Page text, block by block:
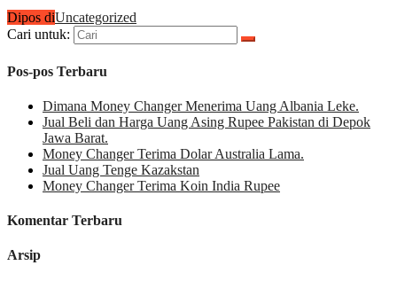
Dipos diUncategorized
Cari untuk:
Pos-pos Terbaru
Dimana Money Changer Menerima Uang Albania Leke.
Jual Beli dan Harga Uang Asing Rupee Pakistan di Depok
Jawa Barat.
Money Changer Terima Dolar Australia Lama.
Jual Uang Tenge Kazakstan
Money Changer Terima Koin India Rupee
Komentar Terbaru
Arsip